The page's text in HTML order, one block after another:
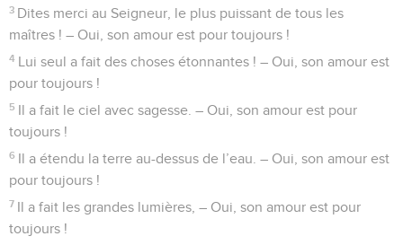
16 Ces statues ont une bouche, mais elles ne parlent pas.
Elles ont des yeux, mais elles ne voient pas.
17
Elles ont des oreilles, mais elles n’entendent pas. Aucun
son ne sort de leur bouche.
18 Ceux qui les ont faites, ceux qui mettent leur confiance en
elles, qu’ils soient comme ces statues !
19 Tribus d’Israël, remerciez le SEIGNEUR ! Famille d’Aaron,
remerciez le SEIGNEUR !
20
Famille des lévites, remerciez le SEIGNEUR ! Vous qui
respectez le SEIGNEUR, remerciez le SEIGNEUR !